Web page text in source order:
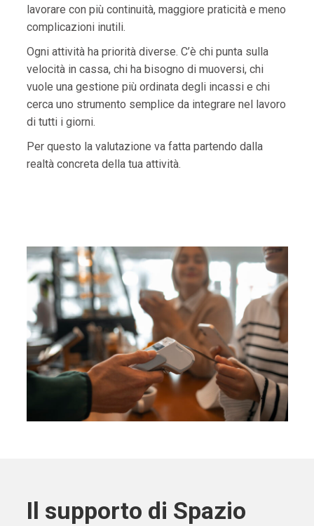
lavorare con più continuità, maggiore praticità e meno
complicazioni inutili.
Ogni attività ha priorità diverse. C’è chi punta sulla
velocità in cassa, chi ha bisogno di muoversi, chi
vuole una gestione più ordinata degli incassi e chi
cerca uno strumento semplice da integrare nel lavoro
di tutti i giorni.
Per questo la valutazione va fatta partendo dalla
realtà concreta della tua attività.
Il supporto di Spazio